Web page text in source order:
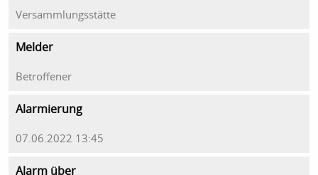
Versammlungsstätte
Melder
Betroffener
Alarmierung
07.06.2022 13:45
Alarm über